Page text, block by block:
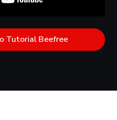
Tutorial Beefree